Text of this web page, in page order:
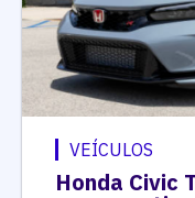
VEÍCULOS
Honda Civic
e o
desejo